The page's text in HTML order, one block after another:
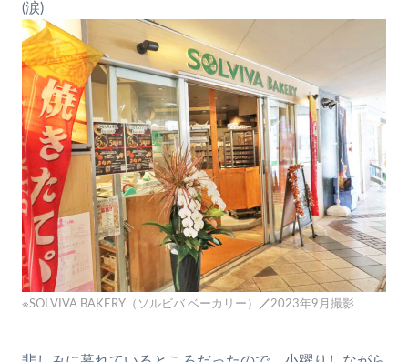
(涙)
※SOLVIVA BAKERY（ソルビバ ベーカリー） ／2023年9月撮影